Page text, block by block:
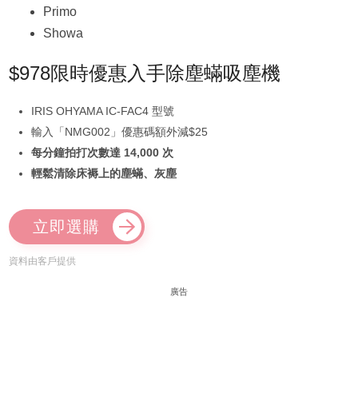
Primo
Showa
$978限時優惠入手除塵蟎吸塵機
IRIS OHYAMA IC-FAC4 型號
輸入「NMG002」優惠碼額外減$25
每分鐘拍打次數達 14,000 次
輕鬆清除床褥上的塵蟎、灰塵
立即選購
資料由客戶提供
廣告